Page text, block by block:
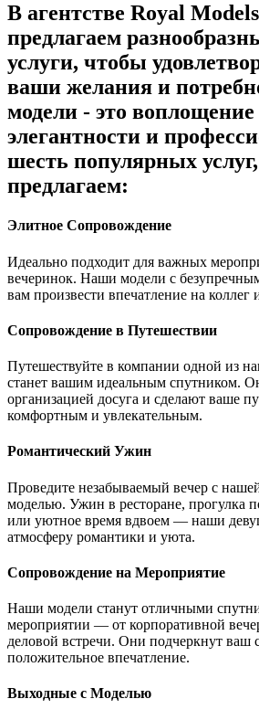
В агентстве Royal
предлагаем
услуги, чтобы
ваши желания и
модели - это
элегантности и
шесть популярных
предлагаем:
Элитное Сопровождение
Идеально подходит для важных
вечеринок. Наши модели с
вам произвести впечатление на коллег
Сопровождение в Путешествии
Путешествуйте в компании одной из
станет вашим идеальным спутником.
организацией досуга и сделают ваше
комфортным и увлекательным.
Романтический Ужин
Проведите незабываемый вечер с
моделью. Ужин в ресторане, прогулка
или уютное время вдвоем — наши
атмосферу романтики и уюта.
Сопровождение на Мероприятие
Наши модели станут отличными
мероприятии — от корпоративной
деловой встречи. Они подчеркнут ваш
положительное впечатление.
Выходные с Моделью